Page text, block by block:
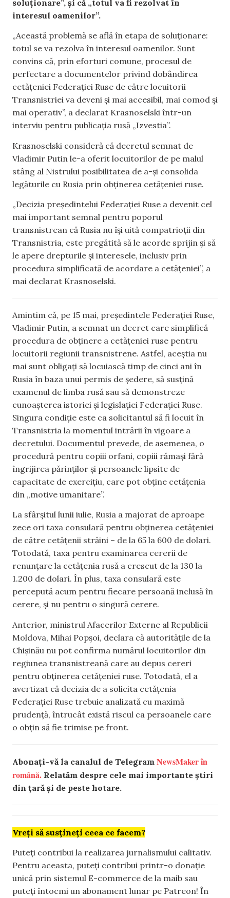
soluționare”, și că „totul va fi rezolvat în
interesul oamenilor”.
„Această problemă se află în etapa de soluționare:
totul se va rezolva în interesul oamenilor. Sunt
convins că, prin eforturi comune, procesul de
perfectare a documentelor privind dobândirea
cetățeniei Federației Ruse de către locuitorii
Transnistriei va deveni și mai accesibil, mai comod și
mai operativ”, a declarat Krasnoselski într-un
interviu pentru publicația rusă „Izvestia”.
Krasnoselski consideră că decretul semnat de
Vladimir Putin le-a oferit locuitorilor de pe malul
stâng al Nistrului posibilitatea de a-și consolida
legăturile cu Rusia prin obținerea cetățeniei ruse.
„Decizia președintelui Federației Ruse a devenit cel
mai important semnal pentru poporul
transnistrean că Rusia nu își uită compatrioții din
Transnistria, este pregătită să le acorde sprijin și să
le apere drepturile și interesele, inclusiv prin
procedura simplificată de acordare a cetățeniei”, a
mai declarat Krasnoselski.
Amintim că, pe 15 mai, președintele Federației Ruse,
Vladimir Putin, a semnat un decret care simplifică
procedura de obținere a cetățeniei ruse pentru
locuitorii regiunii transnistrene. Astfel, aceștia nu
mai sunt obligați să locuiască timp de cinci ani în
Rusia în baza unui permis de ședere, să susțină
examenul de limba rusă sau să demonstreze
cunoașterea istoriei și legislației Federației Ruse.
Singura condiție este ca solicitantul să fi locuit în
Transnistria la momentul intrării în vigoare a
decretului. Documentul prevede, de asemenea, o
procedură pentru copiii orfani, copiii rămași fără
îngrijirea părinților și persoanele lipsite de
capacitate de exercițiu, care pot obține cetățenia
din „motive umanitare”.
La sfârșitul lunii iulie, Rusia a majorat de aproape
zece ori taxa consulară pentru obținerea cetățeniei
de către cetățenii străini – de la 65 la 600 de dolari.
Totodată, taxa pentru examinarea cererii de
renunțare la cetățenia rusă a crescut de la 130 la
1.200 de dolari. În plus, taxa consulară este
percepută acum pentru fiecare persoană inclusă în
cerere, și nu pentru o singură cerere.
Anterior, ministrul Afacerilor Externe al Republicii
Moldova, Mihai Popșoi, declara că autoritățile de la
Chișinău nu pot confirma numărul locuitorilor din
regiunea transnistreană care au depus cereri
pentru obținerea cetățeniei ruse. Totodată, el a
avertizat că decizia de a solicita cetățenia
Federației Ruse trebuie analizată cu maximă
prudență, întrucât există riscul ca persoanele care
o obțin să fie trimise pe front.
Abonați-vă la canalul de Telegram NewsMaker în
română. Relatăm despre cele mai importante știri
din țară și de peste hotare.
Vreți să susțineți ceea ce facem?
Puteți contribui la realizarea jurnalismului calitativ.
Pentru aceasta, puteți contribui printr-o donație
unică prin sistemul E-commerce de la maib sau
puteți întocmi un abonament lunar pe Patreon! În